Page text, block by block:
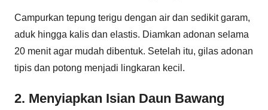
Campurkan tepung terigu dengan air dan sedikit garam,
aduk hingga kalis dan elastis. Diamkan adonan selama
20 menit agar mudah dibentuk. Setelah itu, gilas adonan
tipis dan potong menjadi lingkaran kecil.
2. Menyiapkan Isian Daun Bawang